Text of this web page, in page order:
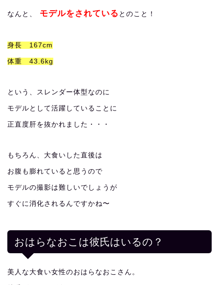
なんと、 モデルをされている とのこと！
身長 167cm
体重 43.6kg
という、スレンダー体型なのに
モデルとして活躍していることに
正直度肝を抜かれました・・・
もちろん、大食いした直後は
お腹も膨れていると思うので
モデルの撮影は難しいでしょうが
すぐに消化されるんですかね〜
おはらなおこは彼氏はいるの？
美人な大食い女性のおはらなおこさん。